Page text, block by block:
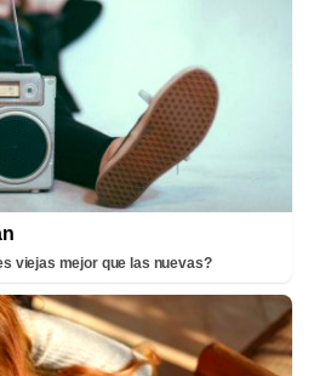
viejas mejor que las nuevas?